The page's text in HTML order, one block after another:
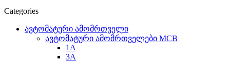
Categories
ავტომატური ამომრთველი
ავტომატური ამომრთველები MCB
1A
3A